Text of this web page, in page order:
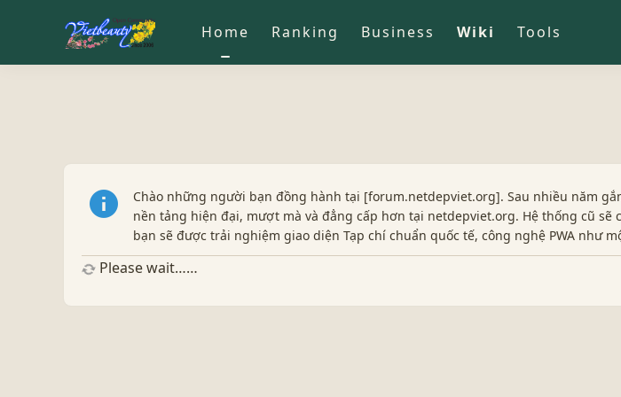
Home Ranking Business Wiki Tools
Chào những người bạn đồng hành tại [forum.netdepviet.org]. Sau nhiều năm
nền tảng hiện đại, mượt mà và đẳng cấp hơn tại netdepviet.org. Hệ thống cũ
bạn sẽ được trải nghiệm giao diện Tạp chí chuẩn quốc tế, công nghệ PWA như
Please wait……